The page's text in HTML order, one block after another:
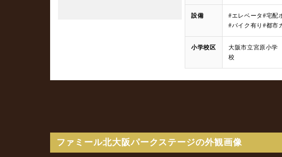
設備 #エレベータ #宅配
#バイク有り #都市
小学校区
大阪市立宮原小学
校
ファミール北大阪パークステージの外観画像